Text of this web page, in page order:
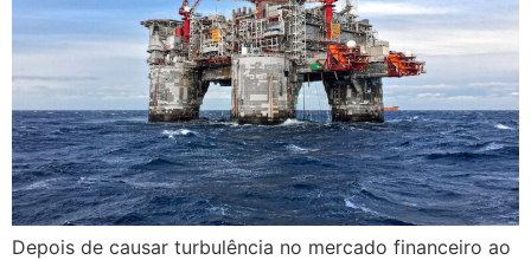
Depois de causar turbulência no mercado financeiro ao